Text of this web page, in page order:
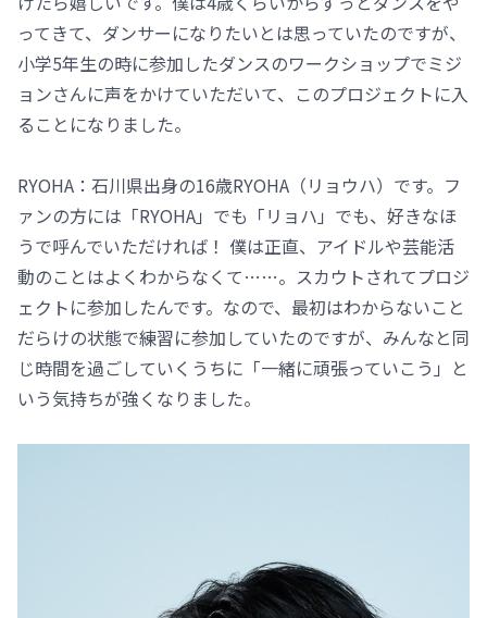
ってきて、ダンサーになりたいとは思っていたのですが、
小学5年生の時に参加したダンスのワークショップでミジ
ョンさんに声をかけていただいて、このプロジェクトに入
ることになりました。
RYOHA：石川県出身の16歳RYOHA（リョウハ）です。フ
ァンの方には「RYOHA」でも「リョハ」でも、好きなほ
うで呼んでいただければ！ 僕は正直、アイドルや芸能活
動のことはよくわからなくて……。スカウトされてプロジ
ェクトに参加したんです。なので、最初はわからないこと
だらけの状態で練習に参加していたのですが、みんなと同
じ時間を過ごしていくうちに「一緒に頑張っていこう」と
いう気持ちが強くなりました。